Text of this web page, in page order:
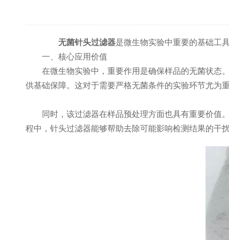
无菌针头过滤器是微生物实验中重要的基础工
​​一、核心应用价值​​
在微生物实验中，重要作用是确保样品的无菌状态。
供基础保障。这对于需要严格无菌条件的实验环节尤为
同时，该过滤器在样品预处理方面也具有重要价值。
程中，针头过滤器能够帮助去除可能影响检测结果的干